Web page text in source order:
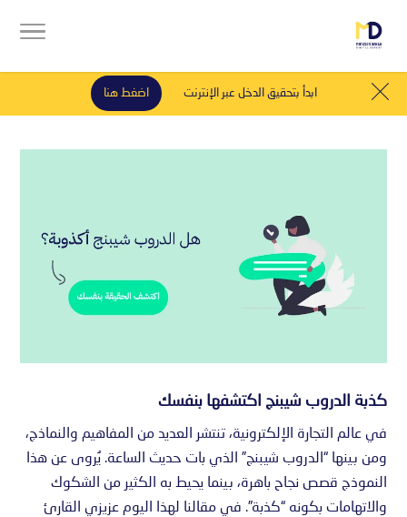
ابدأ بتحقيق الدخل عبر الإنترنت اضغط هنا
كذبة الدروب شيبنج اكتشفها بنفسك
في عالم التجارة الإلكترونية، تنتشر العديد من المفاهيم والنماذج،
ومن بينها “الدروب شيبنج” الذي بات حديث الساعة. يُروى عن هذا
النموذج قصص نجاح باهرة، بينما يحيط به الكثير من الشكوك
والاتهامات بكونه “كذبة”. في مقالنا لهذا اليوم عزيزي القارئ